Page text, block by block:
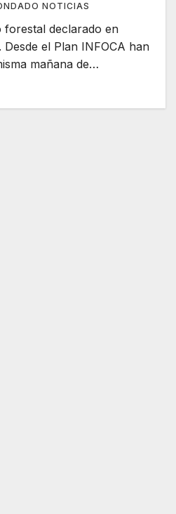
NOTICIAS
forestal declarado en
el Plan INFOCA han
mañana de…